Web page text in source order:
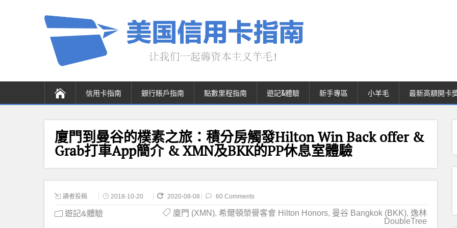
信用卡指南 銀行賬戶指南 點數里程指南 遊記&體驗 新手專區 小羊毛 最新高額開卡
廈門到曼谷的樸素之旅：積分房觸發Hilton Win Back offer &
Grab打車App簡介 & XMN及BKK的PP休息室體驗
讀者投稿 2018-10-20 2020-08-08 60 Comments
遊記&體驗 廈門 (XMN), 希爾頓榮譽客會 Hilton Honors, 曼谷 Bangkok (BKK), 逸林
DoubleTree